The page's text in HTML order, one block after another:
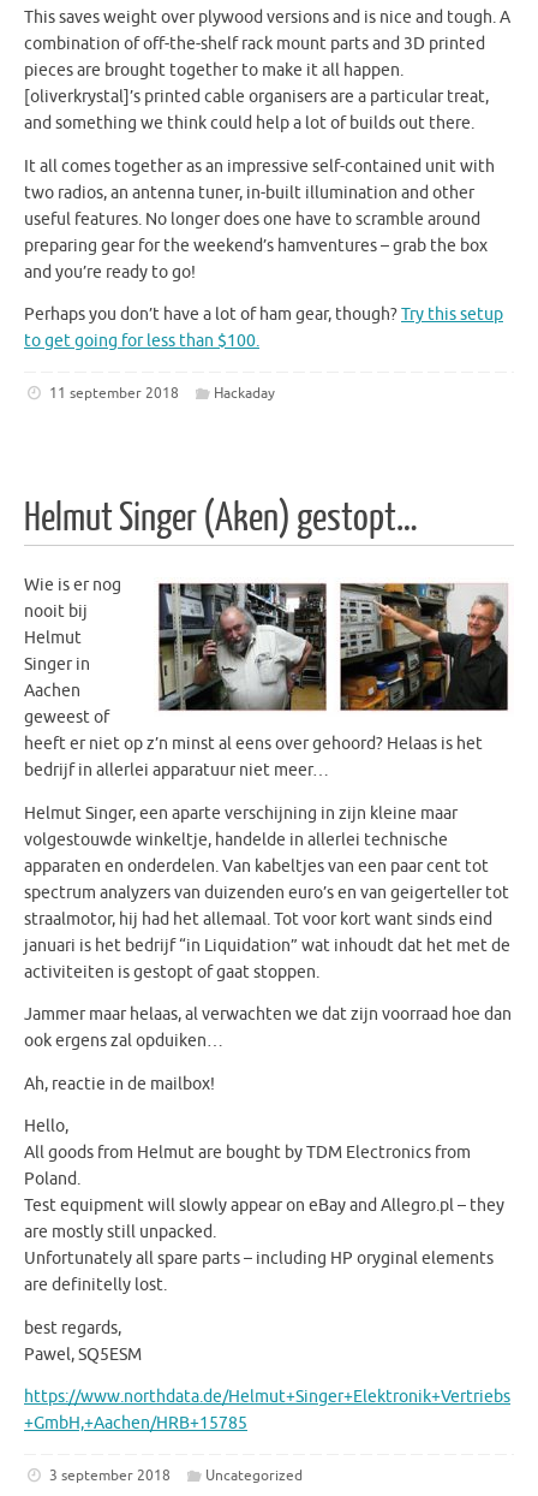
This saves weight over plywood versions and is nice and tough. A
combination of off-the-shelf rack mount parts and 3D printed
pieces are brought together to make it all happen.
[oliverkrystal]’s printed cable organisers are a particular treat,
and something we think could help a lot of builds out there.
It all comes together as an impressive self-contained unit with
two radios, an antenna tuner, in-built illumination and other
useful features. No longer does one have to scramble around
preparing gear for the weekend’s hamventures – grab the box
and you’re ready to go!
Perhaps you don’t have a lot of ham gear, though?Try this setup
to get going for less than $100.
11 september 2018 Hackaday
Helmut Singer (Aken) gestopt…
Wie is er nog
nooit bij
Helmut
Singer in
Aachen
geweest of
heeft er niet op z’n minst al eens over gehoord? Helaas is het
bedrijf in allerlei apparatuur niet meer…
Helmut Singer, een aparte verschijning in zijn kleine maar
volgestouwde winkeltje, handelde in allerlei technische
apparaten en onderdelen. Van kabeltjes van een paar cent tot
spectrum analyzers van duizenden euro’s en van geigerteller tot
straalmotor, hij had het allemaal. Tot voor kort want sinds eind
januari is het bedrijf “in Liquidation” wat inhoudt dat het met de
activiteiten is gestopt of gaat stoppen.
Jammer maar helaas, al verwachten we dat zijn voorraad hoe dan
ook ergens zal opduiken…
Ah, reactie in de mailbox!
Hello,
All goods from Helmut are bought by TDM Electronics from
Poland.
Test equipment will slowly appear on eBay and Allegro.pl – they
are mostly still unpacked.
Unfortunately all spare parts – including HP oryginal elements
are definitelly lost.
best regards,
Pawel, SQ5ESM
https://www.northdata.de/Helmut+Singer+Elektronik+Vertriebs
+GmbH,+Aachen/HRB+15785
3 september 2018 Uncategorized